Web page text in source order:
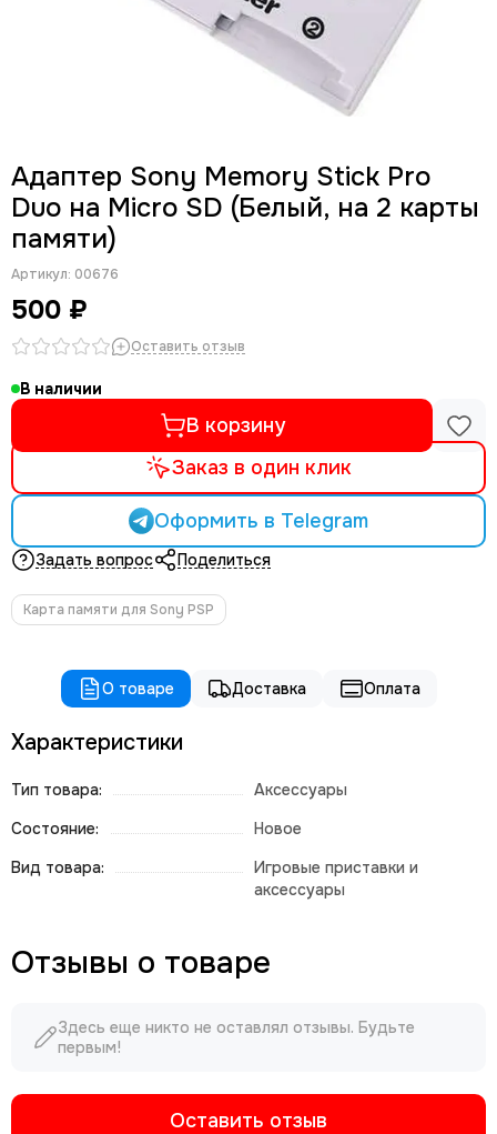
Адаптер Sony Memory Stick Pro
Duo на Micro SD (Белый, на 2 карты
памяти)
Артикул: 00676
500 ₽
Оставить отзыв
В наличии
В корзину
Заказ в один клик
Оформить в Telegram
Задать вопрос Поделиться
Карта памяти для Sony PSP
О товаре Доставка Оплата
Характеристики
Тип товара:
Аксессуары
Состояние:
Новое
Вид товара:
Игровые приставки и
аксессуары
Отзывы о товаре
Здесь еще никто не оставлял отзывы. Будьте
первым!
Оставить отзыв